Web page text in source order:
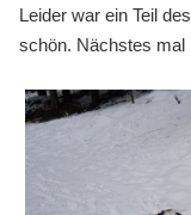
Leider war ein Teil
schön. Nächstes mal